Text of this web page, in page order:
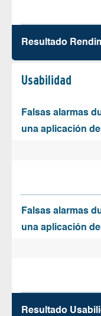
Resultado
Usabilidad
Falsas alarmas
una aplicación
Falsas alarmas
una aplicación
Resultado